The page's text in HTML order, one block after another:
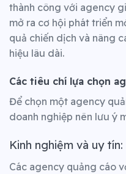
thành công với agency
mở ra cơ hội phát triển
quả chiến dịch và nâng
hiệu lâu dài.
Các tiêu chí lựa chọn
Để chọn một agency
doanh nghiệp nên lưu ý
Kinh nghiệm và uy tín:
Các agency quảng cáo